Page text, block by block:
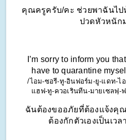
คุณครูครับ/คะ ช่วยพาฉันไป
ปวดหัวหนัก
I’m sorry to inform you
have to quarantine
/ไอม-ซอรี-ทู-อินฟอร์ม-ยู-แดท-ไ
แฮฟ-ทู-ควอเรินทีน-มายเซลฟฺ-
ฉันต้องขออภัยที่ต้องแจ้งคุ
ต้องกักตัวเองเป็นเว